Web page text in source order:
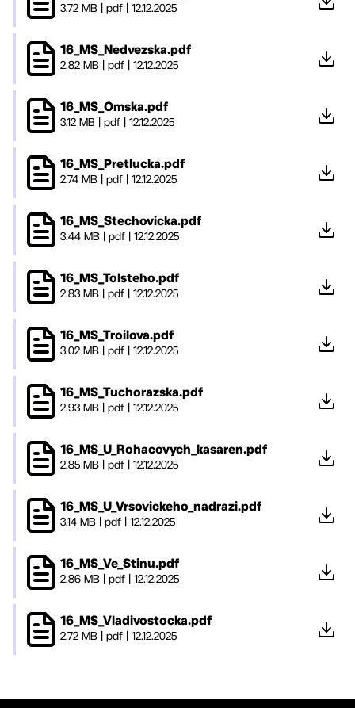
3.72 MB pdf 12.12.2025
16_MS_Nedvezska.pdf
2.82 MB pdf 12.12.2025
16_MS_Omska.pdf
3.12 MB pdf 12.12.2025
16_MS_Pretlucka.pdf
2.74 MB pdf 12.12.2025
16_MS_Stechovicka.pdf
3.44 MB pdf 12.12.2025
16_MS_Tolsteho.pdf
2.83 MB pdf 12.12.2025
16_MS_Troilova.pdf
3.02 MB pdf 12.12.2025
16_MS_Tuchorazska.pdf
2.93 MB pdf 12.12.2025
16_MS_U_Rohacovych_kasaren.pdf
2.85 MB pdf 12.12.2025
16_MS_U_Vrsovickeho_nadrazi.pdf
3.14 MB pdf 12.12.2025
16_MS_Ve_Stinu.pdf
2.86 MB pdf 12.12.2025
16_MS_Vladivostocka.pdf
2.72 MB pdf 12.12.2025